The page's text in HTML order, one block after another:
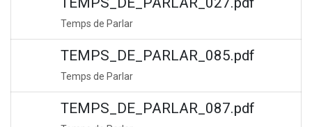
Temps de Parlar
TEMPS_DE_PARLAR_085.pdf
Temps de Parlar
TEMPS_DE_PARLAR_087.pdf